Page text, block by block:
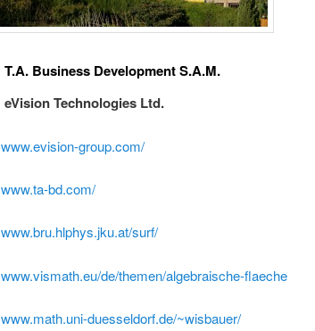
T.A. Business Development S.A.M.
eVision Technologies Ltd.
www.evision-group.com/
www.ta-bd.com/
www.bru.hlphys.jku.at/surf/
www.vismath.eu/de/themen/algebraische-flaeche
www.math.uni-duesseldorf.de/~wisbauer/